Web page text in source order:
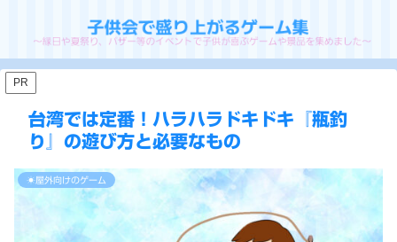
PR
台湾では定番！ハラハラドキドキ『瓶釣
り』の遊び方と必要なもの
☀屋外向けのゲーム